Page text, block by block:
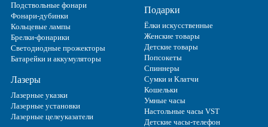
Подствольные фонари
Фонари-дубинки
Кольцевые лампы
Брелки-фонарики
Светодиодные прожекторы
Батарейки и аккумуляторы
Лазеры
Лазерные указки
Лазерные установки
Лазерные целеуказатели
Подарки
Ёлки искусственные
Женские товары
Детские товары
Попсокеты
Спиннеры
Сумки и Клатчи
Кошельки
Умные часы
Настольные часы VST
Детские часы-телефон